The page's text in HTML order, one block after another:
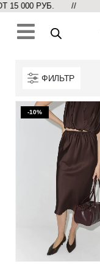
15 000 РУБ. //
ФИЛЬТР
-10%